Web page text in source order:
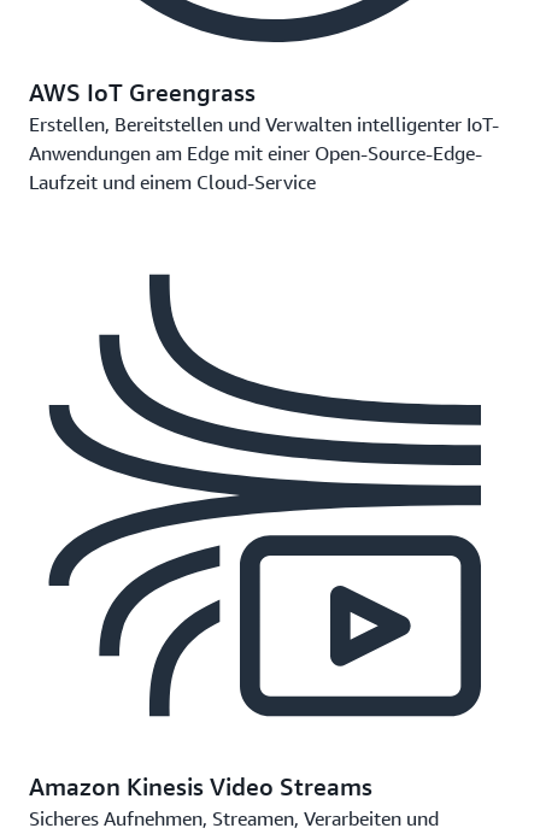
AWS IoT Greengrass
Erstellen, Bereitstellen und Verwalten intelligenter IoT-
Anwendungen am Edge mit einer Open-Source-Edge-
Laufzeit und einem Cloud-Service
Amazon Kinesis Video Streams
Sicheres Aufnehmen, Streamen, Verarbeiten und